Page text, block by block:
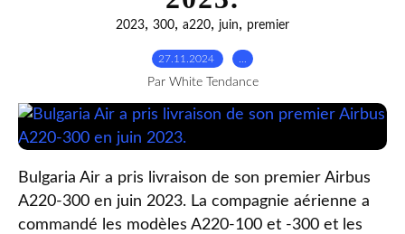
2023, 300, a220, juin, premier
27.11.2024
Par White Tendance
Bulgaria Air a pris livraison de son premier Airbus
A220-300 en juin 2023. La compagnie aérienne a
commandé les modèles A220-100 et -300 et les